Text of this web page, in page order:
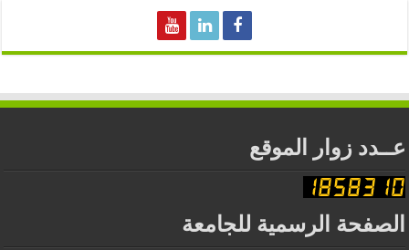
عــدد زوار الموقع
الصفحة الرسمية للجامعة